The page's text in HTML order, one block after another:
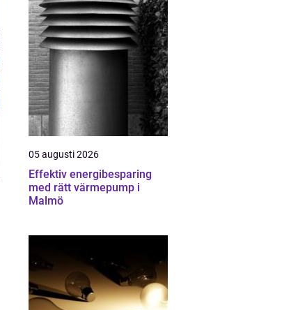
05 augusti 2026
Effektiv energibesparing
med rätt värmepump i
Malmö